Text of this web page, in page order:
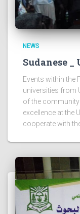
NEWS
Sudanese
Events within the
universities from
of the
excellence at the
cooperate with